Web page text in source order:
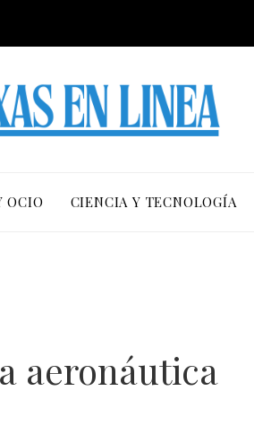
OCIO CIENCIA Y TECNOLOGÍA
aeronáutica